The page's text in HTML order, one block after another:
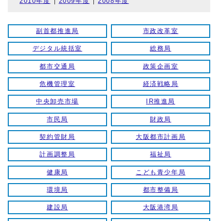
副首都推進局 市政改革室
デジタル統括室 総務局
都市交通局 政策企画室
危機管理室 経済戦略局
中央卸売市場 IR推進局
市民局 財政局
契約管財局 大阪都市計画局
計画調整局 福祉局
健康局 こども青少年局
環境局 都市整備局
建設局 大阪港湾局